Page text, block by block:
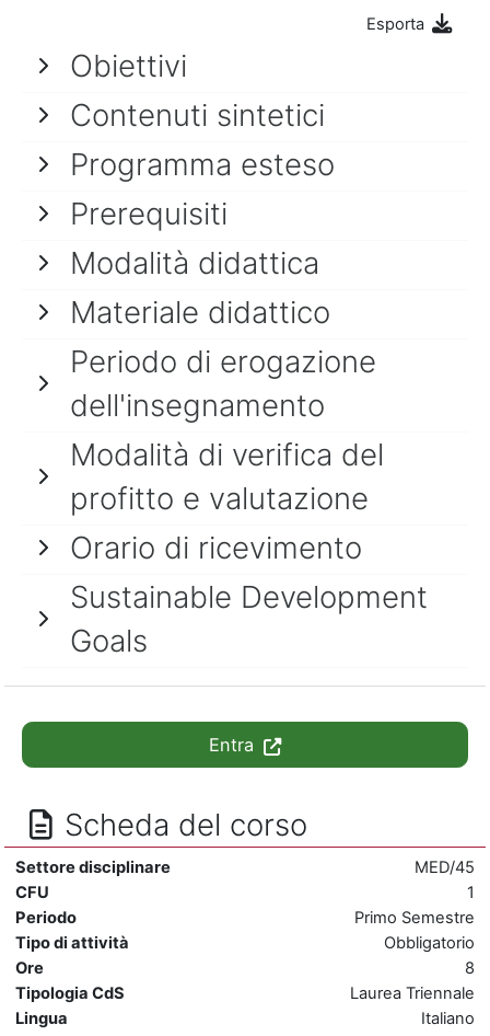
Esporta
Obiettivi
Contenuti sintetici
Programma esteso
Prerequisiti
Modalità didattica
Materiale didattico
Periodo di erogazione
dell'insegnamento
Modalità di verifica del
profitto e valutazione
Orario di ricevimento
Sustainable Development
Goals
Entra
Scheda del corso
Settore disciplinare
MED/45
CFU
1
Periodo
Primo Semestre
Tipo di attività
Obbligatorio
Ore
8
Tipologia CdS
Laurea Triennale
Lingua
Italiano